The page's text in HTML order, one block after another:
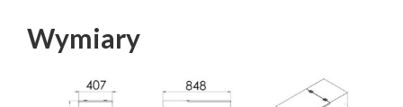
Wymiary